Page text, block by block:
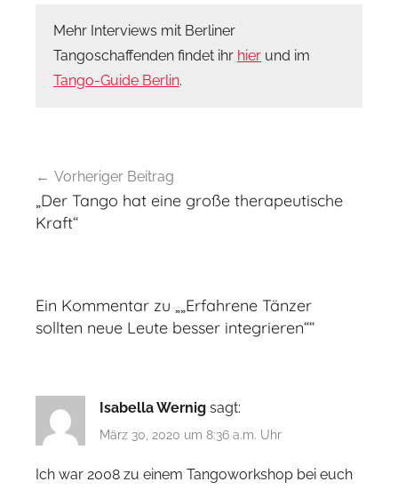
Mehr Interviews mit Berliner
Tangoschaffenden findet ihr hier und im
Tango-Guide Berlin.
Vorheriger Beitrag
„Der Tango hat eine große therapeutische
Kraft“
Ein Kommentar zu „„Erfahrene Tänzer
sollten neue Leute besser integrieren““
Isabella Wernig sagt:
März 30, 2020 um 8:36 a.m. Uhr
Ich war 2008 zu einem Tangoworkshop bei euch